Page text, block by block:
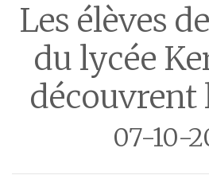
Les élèves
du lycée
découvrent
07-10-